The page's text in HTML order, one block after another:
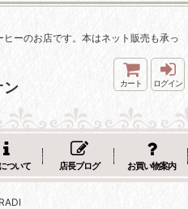
ーのお店です。本はネット販売も承っ
ン
カート ログイン
ついて 店長ブログ お買い物案内